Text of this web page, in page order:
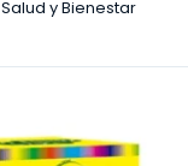
Salud y Bienestar